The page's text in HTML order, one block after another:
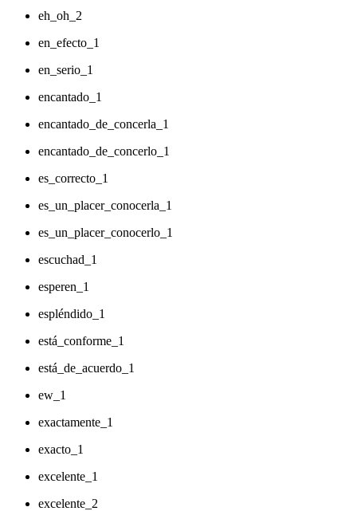
eh_oh_2
en_efecto_1
en_serio_1
encantado_1
encantado_de_concerla_1
encantado_de_concerlo_1
es_correcto_1
es_un_placer_conocerla_1
es_un_placer_conocerlo_1
escuchad_1
esperen_1
espléndido_1
está_conforme_1
está_de_acuerdo_1
ew_1
exactamente_1
exacto_1
excelente_1
excelente_2